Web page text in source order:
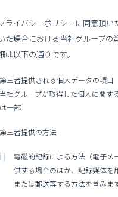
ライバシーポリシーに同意頂い
た場合における当社グループの
は以下の通りです。
第三者提供される個人データの項目
当社グループが取得した個人に関す
は一部
第三者提供の方法
電磁的記録による方法（電子メ
供する場合のほか、記録媒体を
または郵送等する方法を含みま